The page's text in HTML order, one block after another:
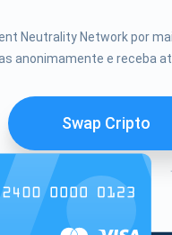
Neutrality Network por
anonimamente e receba
Swap Cripto